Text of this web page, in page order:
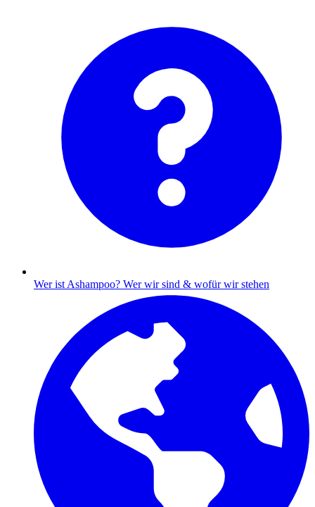
Wer ist Ashampoo? Wer wir sind & wofür wir stehen